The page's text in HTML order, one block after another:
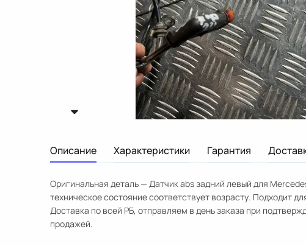
Описание Характеристики Гарантия
Оригинальная деталь — Датчик abs задний левый для
техническое состояние соответствует возрасту. Подходит
Доставка по всей РБ, отправляем в день заказа при
продажей.